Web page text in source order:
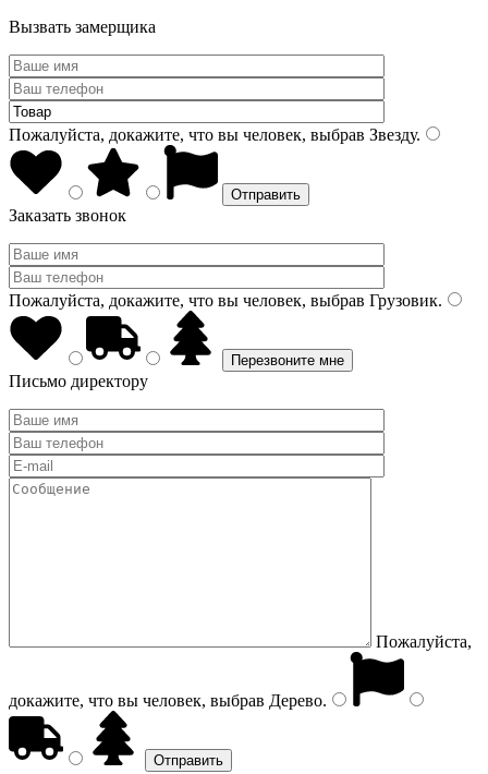
Вызвать замерщика
Пожалуйста, докажите, что вы человек, выбрав Звезду.
Заказать звонок
Пожалуйста, докажите, что вы человек, выбрав Грузовик.
Письмо директору
Пожалуйста,
докажите, что вы человек, выбрав Дерево.